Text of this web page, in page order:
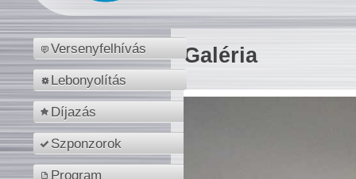
Versenyfelhívás
Lebonyolítás
Díjazás
Szponzorok
Program
Galéria